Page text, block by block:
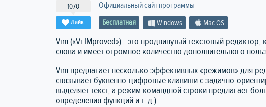
1070
Лайк
Официальный сайт программы
Бесплатная Windows Mac OS
Vim («Vi IMproved») - это продвинутый текстовый
слова и имеет огромное количество дополнительного
Vim предлагает несколько эффективных «режимов» для
связывает буквенно-цифровые клавиши с задачно-
выделяет текст, а режим командной строки предлагает
определения функций и т. д.)